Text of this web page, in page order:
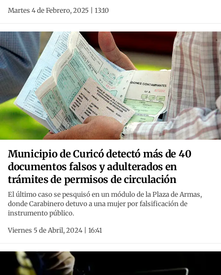
Martes 4 de Febrero, 2025 | 13:10
Municipio de Curicó detectó más de 40
documentos falsos y adulterados en
trámites de permisos de circulación
El último caso se pesquisó en un módulo de la Plaza de Armas,
donde Carabinero detuvo a una mujer por falsificación de
instrumento público.
Viernes 5 de Abril, 2024 | 16:41